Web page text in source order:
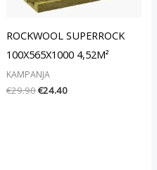
ROCKWOOL SUPERROCK
100X565X1000 4,52M²
KAMPANJA
€29.90€24.40